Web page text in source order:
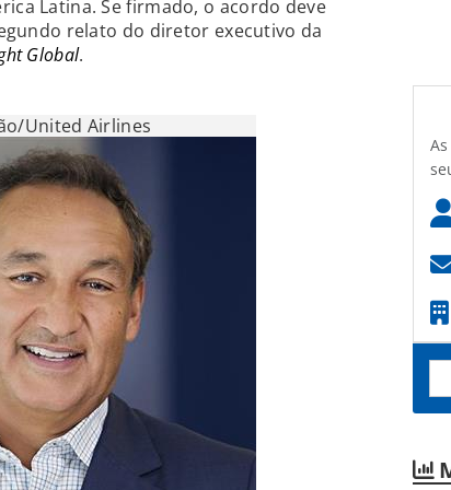
Latina. Se firmado, o acordo deve
relato do diretor executivo da
Global.
United Airlines